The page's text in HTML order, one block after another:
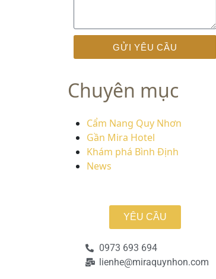
GỬI YÊU CẦU
Chuyên mục
Cẩm Nang Quy Nhơn
Gần Mira Hotel
Khám phá Bình Định
News
YÊU CẦU
0973 693 694
lienhe@miraquynhon.com